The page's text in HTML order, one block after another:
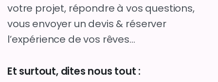
votre projet, répondre à vos questions,
vous envoyer un devis & réserver
l’expérience de vos rêves…
Et surtout, dites nous tout :